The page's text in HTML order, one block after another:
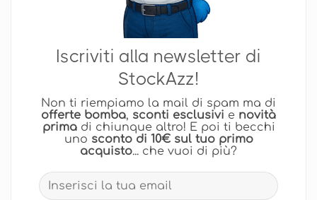
Iscriviti alla newsletter di
StockAzz!
Non ti riempiamo la mail di spam ma di
offerte bomba, sconti esclusivi e novità
primadi chiunque altro! E poi ti becchi
uno sconto di 10€ sul tuo primo
acquisto... che vuoi di più?